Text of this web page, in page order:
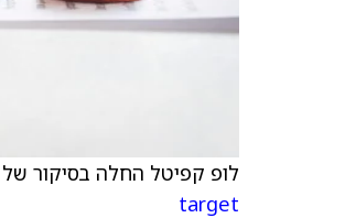
לופ קפיטל החלה בסיקור של
target